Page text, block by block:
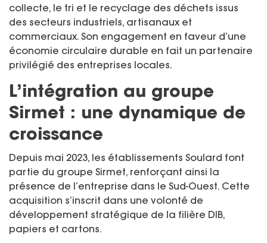
collecte, le tri et le recyclage des déchets issus
des secteurs industriels, artisanaux et
commerciaux. Son engagement en faveur d’une
économie circulaire durable en fait un partenaire
privilégié des entreprises locales.
L’intégration au groupe
Sirmet : une dynamique de
croissance
Depuis mai 2023, les établissements Soulard font
partie du groupe Sirmet, renforçant ainsi la
présence de l’entreprise dans le Sud-Ouest. Cette
acquisition s’inscrit dans une volonté de
développement stratégique de la filière DIB,
papiers et cartons.